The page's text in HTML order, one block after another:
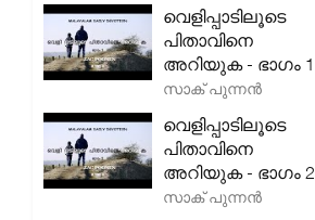
വെളിപ്പാടിലൂടെ
പിതാവിനെ
അറിയുക - ഭാഗം 1
സാക് പുന്നൻ
വെളിപ്പാടിലൂടെ
പിതാവിനെ
അറിയുക - ഭാഗം 2
സാക് പുന്നൻ